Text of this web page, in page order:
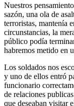
Nuestros
sazón, una ola de
terroristas, mantenía
circunstancias, la
público podía
habremos metido en
Los soldados nos
y uno de ellos entró
funcionario
de relaciones
que deseaban visitar